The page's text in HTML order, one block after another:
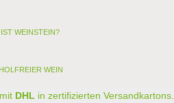
WEINSTEIN?
WEIN
DHL in zertifizierten Versandkartons.